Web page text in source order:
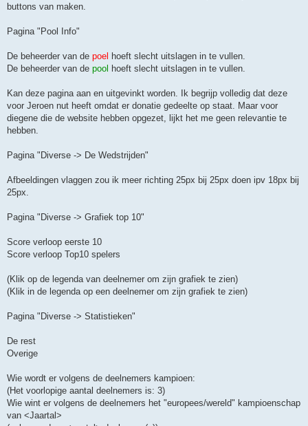
buttons van maken.
Pagina "Pool Info"
De beheerder van de poel hoeft slecht uitslagen in te vullen.
De beheerder van de pool hoeft slecht uitslagen in te vullen.
Kan deze pagina aan en uitgevinkt worden. Ik begrijp volledig dat deze
voor Jeroen nut heeft omdat er donatie gedeelte op staat. Maar voor
diegene die de website hebben opgezet, lijkt het me geen relevantie te
hebben.
Pagina "Diverse -> De Wedstrijden"
Afbeeldingen vlaggen zou ik meer richting 25px bij 25px doen ipv 18px bij
25px.
Pagina "Diverse -> Grafiek top 10"
Score verloop eerste 10
Score verloop Top10 spelers
(Klik op de legenda van deelnemer om zijn grafiek te zien)
(Klik in de legenda op een deelnemer om zijn grafiek te zien)
Pagina "Diverse -> Statistieken"
De rest
Overige
Wie wordt er volgens de deelnemers kampioen:
(Het voorlopige aantal deelnemers is: 3)
Wie wint er volgens de deelnemers het "europees/wereld" kampioenschap
van <Jaartal>